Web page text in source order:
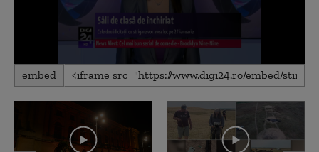
0
seconds
40
embed